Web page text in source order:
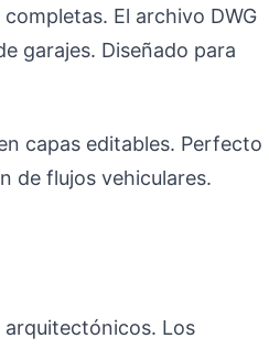
El archivo DWG
garajes. Diseñado para
capas editables. Perfecto
de flujos vehiculares.
arquitectónicos. Los